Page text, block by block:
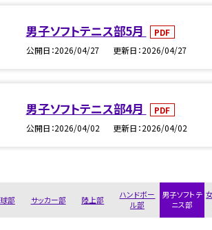
男子ソフトテニス部5月
PDF
公開日 2026/04/27 更新日 2026/04/27
男子ソフトテニス部4月
PDF
公開日 2026/04/02 更新日 2026/04/02
部 サッカー部 陸上部
ハンドボー
ル部
男子ソフトテ
ニス部